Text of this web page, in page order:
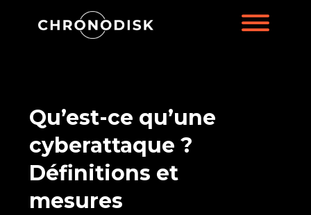
Qu’est-ce qu’une
cyberattaque ?
Définitions et
mesures